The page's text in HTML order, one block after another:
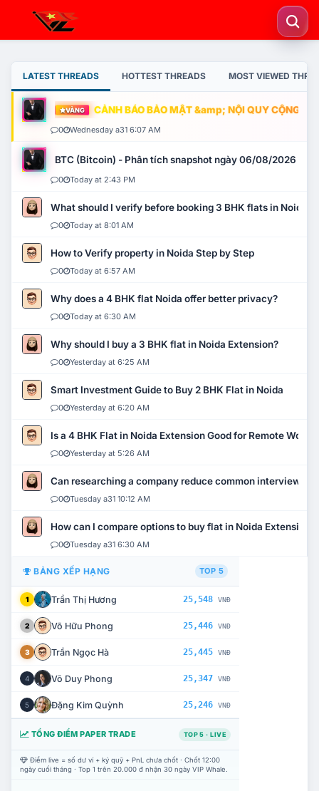
LATEST THREADS HOTTEST THREADS MOST VIEWED
VÀNG CẢNH BÁO BẢO MẬT &amp; NỘI QUY CỘNG
0 Wednesday a31 6:07 AM
BTC (Bitcoin) - Phân tích snapshot ngày 06/08/2026
0 Today at 2:43 PM
What should I verify before booking 3 BHK flats in Noida?
0 Today at 8:01 AM
How to Verify property in Noida Step by Step
0 Today at 6:57 AM
Why does a 4 BHK flat Noida offer better privacy?
0 Today at 6:30 AM
Why should I buy a 3 BHK flat in Noida Extension?
0 Yesterday at 6:25 AM
Smart Investment Guide to Buy 2 BHK Flat in Noida
0 Yesterday at 6:20 AM
Is a 4 BHK Flat in Noida Extension Good for Remote Work?
0 Yesterday at 5:26 AM
Can researching a company reduce common interview
0 Tuesday a31 10:12 AM
How can I compare options to buy flat in Noida Extension?
0 Tuesday a31 6:30 AM
BẢNG XẾP HẠNG TOP 5
1 Trần Thị Hương 25,548 VNĐ
2 Võ Hữu Phong 25,446 VNĐ
3 Trần Ngọc Hà 25,445 VNĐ
4 Võ Duy Phong 25,347 VNĐ
5 Đặng Kim Quỳnh 25,246 VNĐ
TỔNG ĐIỂM PAPER TRADE TOP 5 · LIVE
Điểm live = số dư ví + ký quỹ + PnL chưa chốt · Chốt 12:00
ngày cuối tháng · Top 1 trên 20.000 đ nhận 30 ngày VIP Whale.